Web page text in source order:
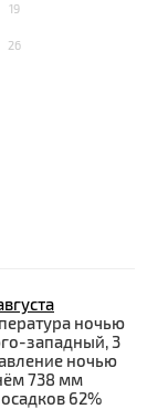
19
26
ночью
западный, 3
ночью
738 мм
62%